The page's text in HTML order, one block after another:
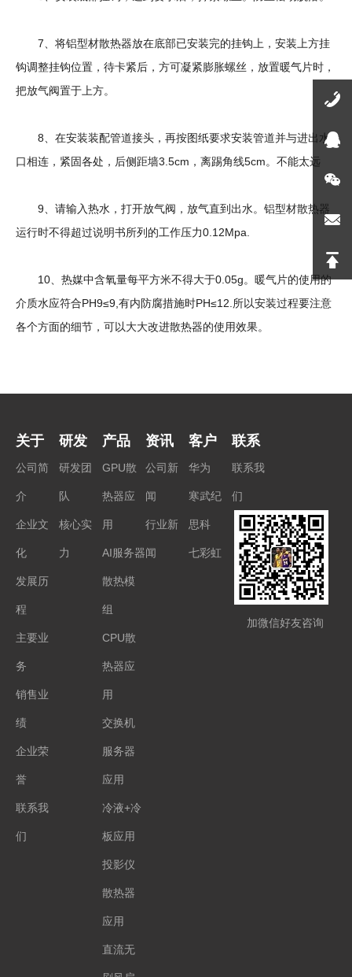
7、将铝型材散热器放在底部已安装完的挂钩上，安装上方挂
钩调整挂钩位置，待卡紧后，方可凝紧膨胀螺丝，放置暖气片时，
把放气阀置于上方。
8、在安装装配管道接头，再按图纸要求安装管道并与进出水
口相连，紧固各处，后侧距墙3.5cm，离踢角线5cm。不能太远
9、请输入热水，打开放气阀，放气直到出水。铝型材散热器
运行时不得超过说明书所列的工作压力0.12Mpa.
10、热媒中含氧量每平方米不得大于0.05g。暖气片的使用的
介质水应符合PH9≤9,有内防腐措施时PH≤12.所以安装过程要注意
各个方面的细节，可以大大改进散热器的使用效果。
关于
公司简
介
企业文
化
发展历
程
主要业
务
销售业
绩
企业荣
誉
联系我
们
研发
研发团
队
核心实
力
产品
GPU散
热器应
用
AI服务器
散热模
组
CPU散
热器应
用
交换机
服务器
应用
冷液+冷
板应用
投影仪
散热器
应用
直流无
资讯
公司新
闻
行业新
闻
客户
华为
寒武纪
思科
七彩虹
联系
联系我
们
加微信好友咨询